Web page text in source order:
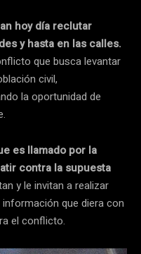
hoy día reclutar
y hasta en las calles.
que busca levantar
civil,
la oportunidad de
es llamado por la
contra la supuesta
y le invitan a realizar
que diera con
el conflicto.